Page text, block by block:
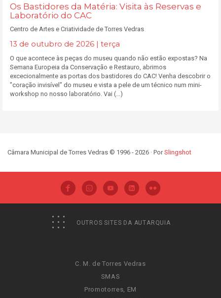
Os Bastidores da Matéria: Visita às Reservas e
Laboratório do CAC
Centro de Artes e Criatividade de Torres Vedras
13 de outubro de 2026 | terça
O que acontece às peças do museu quando não estão expostas? Na
Semana Europeia da Conservação e Restauro, abrimos
excecionalmente as portas dos bastidores do CAC! Venha descobrir o
"coração invisível" do museu e vista a pele de um técnico num mini-
workshop no nosso laboratório. Vai (...)
Câmara Municipal de Torres Vedras © 1996 - 2026 · PorSlingshot
OUTROS SITES DA AUTARQUIA
C. M. de Torres Vedras
SMAS
Promotorres, EM